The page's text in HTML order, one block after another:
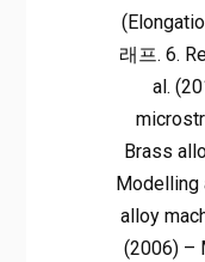
래프. 6.
al.
Brass
Modelling
alloy
(2006) –